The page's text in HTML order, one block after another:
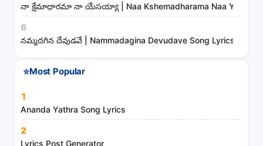
t
s
d
m
i
నా క్షేమాధారమా నా యేసయ్యా | Naa Kshemadharama Naa Yesayya
6
నమ్మదగిన దేవుడవే | Nammadagina Devudave Song Lyrics
⭐Most Popular
1
Ananda Yathra Song Lyrics
2
Lyrics Post Generator